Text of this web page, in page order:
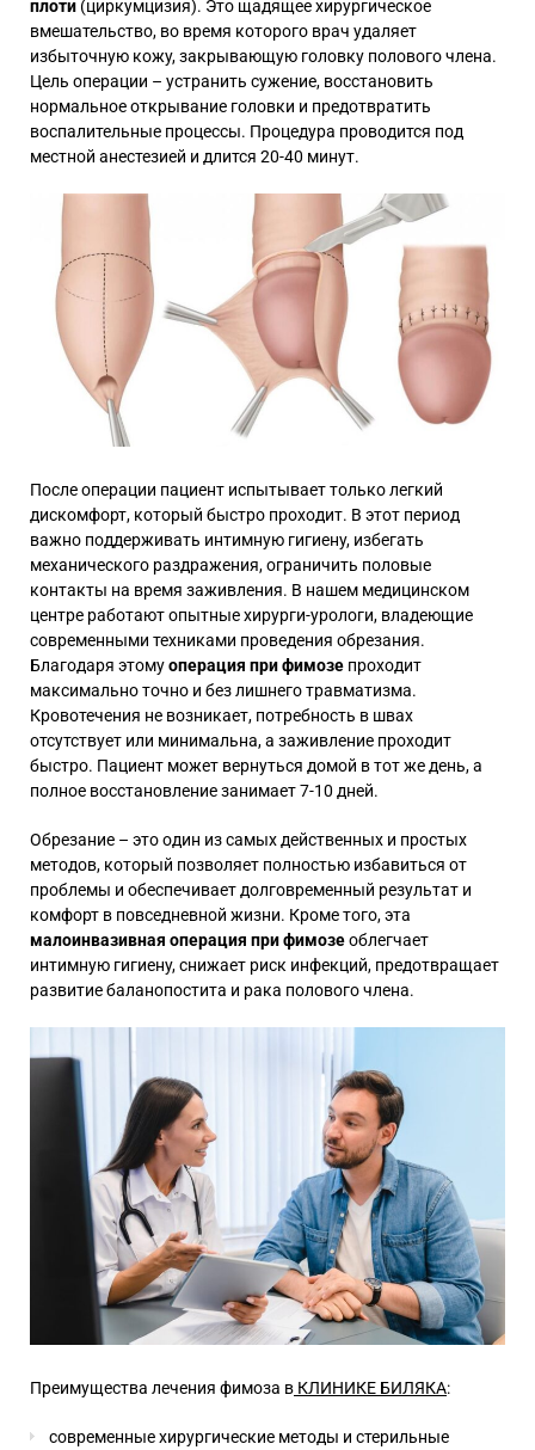
плоти (циркумцизия). Это щадящее хирургическое
вмешательство, во время которого врач удаляет
избыточную кожу, закрывающую головку полового члена.
Цель операции – устранить сужение, восстановить
нормальное открывание головки и предотвратить
воспалительные процессы. Процедура проводится под
местной анестезией и длится 20-40 минут.
После операции пациент испытывает только легкий
дискомфорт, который быстро проходит. В этот период
важно поддерживать интимную гигиену, избегать
механического раздражения, ограничить половые
контакты на время заживления. В нашем медицинском
центре работают опытные хирурги-урологи, владеющие
современными техниками проведения обрезания.
Благодаря этомуоперация при фимозе проходит
максимально точно и без лишнего травматизма.
Кровотечения не возникает, потребность в швах
отсутствует или минимальна, а заживление проходит
быстро. Пациент может вернуться домой в тот же день, а
полное восстановление занимает 7-10 дней.
Обрезание – это один из самых действенных и простых
методов, который позволяет полностью избавиться от
проблемы и обеспечивает долговременный результат и
комфорт в повседневной жизни. Кроме того, эта
малоинвазивная операция при фимозеоблегчает
интимную гигиену, снижает риск инфекций, предотвращает
развитие баланопостита и рака полового члена.
Преимущества лечения фимоза в КЛИНИКЕ БИЛЯКА:
современные хирургические методы и стерильные